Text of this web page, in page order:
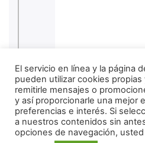
copyright
Redes
El servicio en línea y la página
pueden utilizar cookies propias
remitirle mensajes o
y así proporcionarle una mejor
preferencias e interés. Si
a nuestros contenidos sin
opciones de navegación,